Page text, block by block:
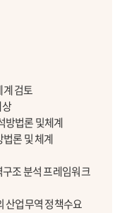
검토
방법론 및체계
론 및 체계
조 분석 프레임워크
산업무역 정책수요